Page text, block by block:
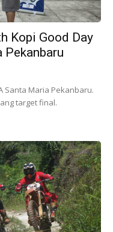
Kopi Good Day
Santa Maria Pekanbaru.
target final.